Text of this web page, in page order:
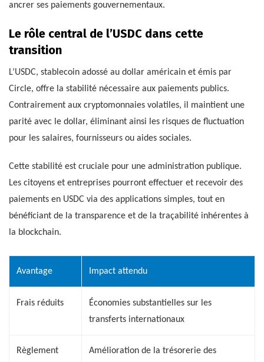
ancrer ses paiements gouvernementaux.
Le rôle central de l’USDC dans cette
transition
L’USDC, stablecoin adossé au dollar américain et émis par
Circle, offre la stabilité nécessaire aux paiements publics.
Contrairement aux cryptomonnaies volatiles, il maintient une
parité avec le dollar, éliminant ainsi les risques de fluctuation
pour les salaires, fournisseurs ou aides sociales.
Cette stabilité est cruciale pour une administration publique.
Les citoyens et entreprises pourront effectuer et recevoir des
paiements en USDC via des applications simples, tout en
bénéficiant de la transparence et de la traçabilité inhérentes à
la blockchain.
Avantage Impact attendu
Frais réduits
Économies substantielles sur les
transferts internationaux
Règlement
Amélioration de la trésorerie des